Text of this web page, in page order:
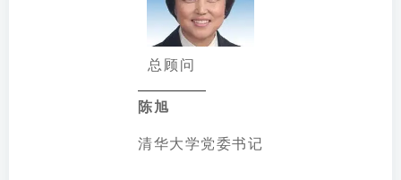
总顾问
陈旭
清华大学党委书记